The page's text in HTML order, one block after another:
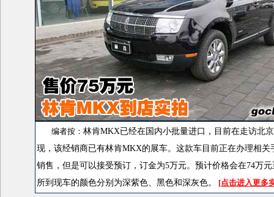
编者按： 林肯MKX已经在国内小批量进口，目前在走访北
现，该经销商已有林肯MKX的展车。这款车目前正在办理相关
销售，但是可以接受预订，订金为5万元。预计价格会在74万元
所到现车的颜色分别为深紫色、黑色和深灰色。
[点击进入更多